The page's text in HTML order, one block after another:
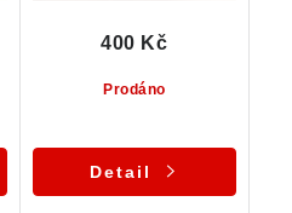
Prodáno
400 Kč
Detail